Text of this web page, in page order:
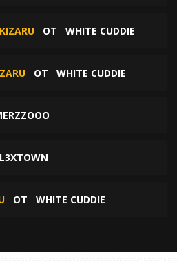
ОТ WHITE CUDDIE
ОТ WHITE CUDDIE
L3XTOWN
ОТ WHITE CUDDIE